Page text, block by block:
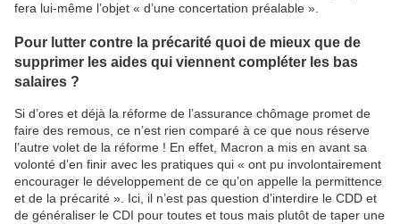
fera lui-même l’objet « d’une concertation préalable ».
Pour lutter contre la précarité quoi de mieux que de
supprimer les aides qui viennent compléter les bas
salaires ?
Si d’ores et déjà la réforme de l’assurance chômage promet de
faire des remous, ce n’est rien comparé à ce que nous réserve
l’autre volet de la réforme ! En effet, Macron a mis en avant sa
volonté d’en finir avec les pratiques qui « ont pu involontairement
encourager le développement de ce qu’on appelle la permittence
et de la précarité ». Ici, il n’est pas question d’interdire le CDD et
de généraliser le CDI pour toutes et tous mais plutôt de taper une